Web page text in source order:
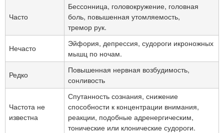
Часто
Бессонница, головокружение, головная
боль, повышенная утомляемость,
тремор рук.
Нечасто
Эйфория, депрессия, судороги икроножных
мышц по ночам.
Редко
Повышенная нервная возбудимость,
сонливость
Частота не
известна
Спутанность сознания, снижение
способности к концентрации внимания,
реакции, подобные адренергическим,
тонические или клонические судороги.